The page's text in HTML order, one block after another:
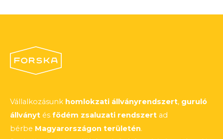
Vállalkozásunk homlokzati állványrendszert, guruló
állványt és födém zsaluzati rendszert ad
bérbe Magyarországon területén.